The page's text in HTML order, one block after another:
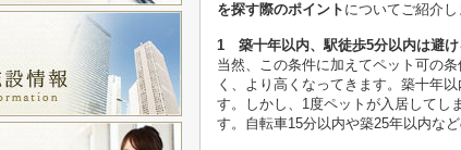
を探す際のポイント についてご紹介し
1 築十年以内、駅徒歩5分以内は避け
当然、この条件に加えてペット可の
く、より高くなってきます。築十年
す。しかし、1度ペットが入居してし
す。自転車15分以内や築25年以内な